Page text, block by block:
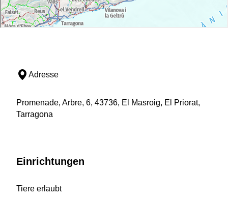
Adresse
Promenade, Arbre, 6, 43736, El Masroig, El Priorat,
Tarragona
Einrichtungen
Tiere erlaubt